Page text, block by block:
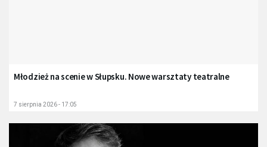
Młodzież na scenie w Słupsku. Nowe warsztaty teatralne
7 sierpnia 2026 - 17:05